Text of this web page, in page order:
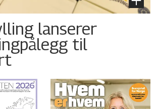
lanserer
til